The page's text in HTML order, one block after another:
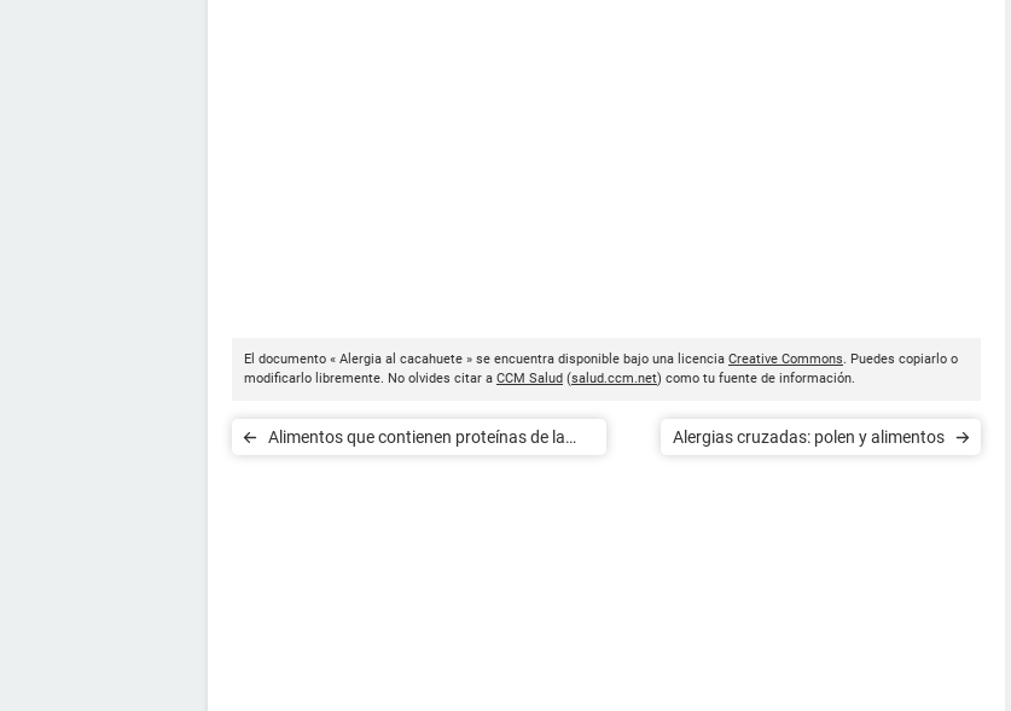
El documento « Alergia al cacahuete » se encuentra disponible bajo una licencia Creative Commons. Puedes copiarlo o
modificarlo libremente. No olvides citar a CCM Salud (salud.ccm.net) como tu fuente de información.
Alimentos que contienen proteínas de la
Alergias cruzadas: polen y alimentos